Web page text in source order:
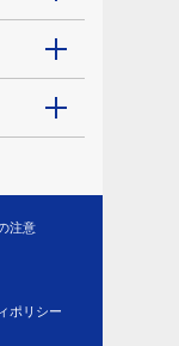
注意
ポリシー